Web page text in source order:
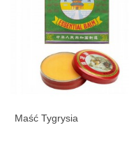
Maść Tygrysia